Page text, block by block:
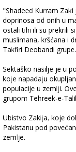
"Shadeed Kurram
doprinosa od onih u
ostali tihi ili su prekrili
muslimana, kršćana i
Takfiri Deobandi
Sektaško nasilje je u
koje napadaju
populacije u zemlji.
grupom Tehreek-e-
Ubistvo Zakija, koje
Pakistanu pod
zemlje.